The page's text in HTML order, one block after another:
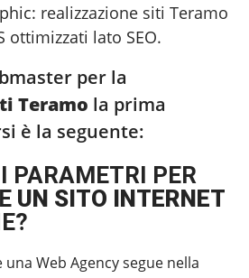
realizzazione siti Teramo
ottimizzati lato SEO.
per la
Teramo la prima
è la seguente:
PARAMETRI PER
UN SITO INTERNET
Web Agency segue nella